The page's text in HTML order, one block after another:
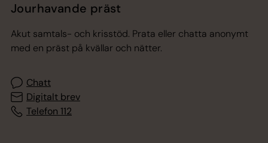
Jourhavande präst
Akut samtals- och krisstöd. Prata eller chatta anonymt
med en präst på kvällar och nätter.
Chatt
Digitalt brev
Telefon 112